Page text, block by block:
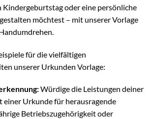
Kindergeburtstag oder eine persönliche
möchtest – mit unserer Vorlage
für die vielfältigen
unserer Urkunden Vorlage:
Würdige die Leistungen deiner
Urkunde für herausragende
Betriebszugehörigkeit oder